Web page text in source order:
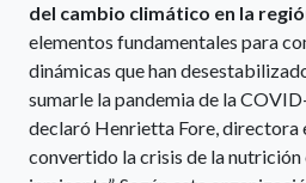
del cambio climático en la
elementos fundamentales para
dinámicas que han
sumarle la pandemia de la
declaró Henrietta Fore, directora
convertido la crisis de la nutrición